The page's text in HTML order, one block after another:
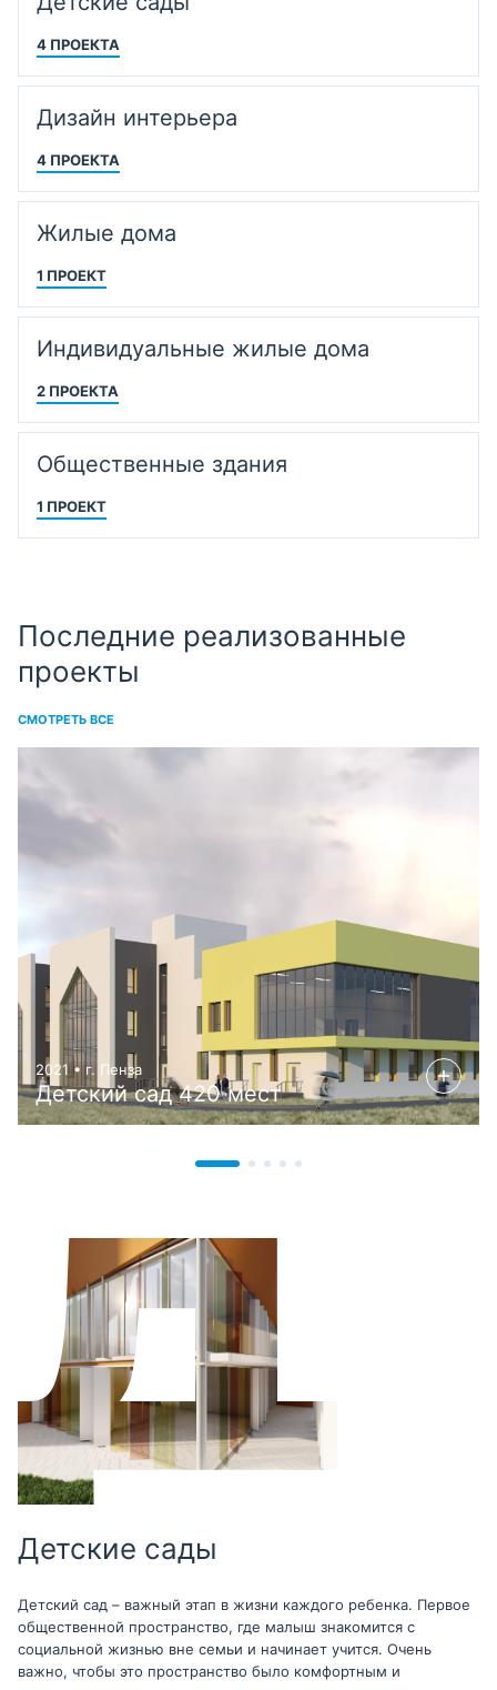
4 ПРОЕКТА
Дизайн интерьера
4 ПРОЕКТА
Жилые дома
1 ПРОЕКТ
Индивидуальные жилые дома
2 ПРОЕКТА
Общественные здания
1 ПРОЕКТ
Последние реализованные
проекты
СМОТРЕТЬ ВСЕ
2021 • г. Пенза
Детский сад 420 мест
Детские сады
Детский сад – важный этап в жизни каждого ребенка. Первое
общественной пространство, где малыш знакомится с
социальной жизнью вне семьи и начинает учится. Очень
важно, чтобы это пространство было комфортным и